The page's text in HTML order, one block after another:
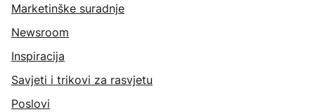
Marketinške suradnje
Newsroom
Inspiracija
Savjeti i trikovi za rasvjetu
Poslovi